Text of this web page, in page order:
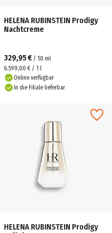
HELENA RUBINSTEIN Prodigy
Nachtcreme
329,95 € / 50 ml
6.599,00 € / 1 l
Online verfügbar
In die Filiale lieferbar
HELENA RUBINSTEIN Prodigy